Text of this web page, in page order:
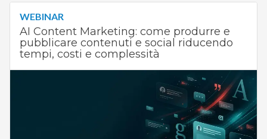
WEBINAR
AI Content Marketing: come produrre e
pubblicare contenuti e social riducendo
tempi, costi e complessità